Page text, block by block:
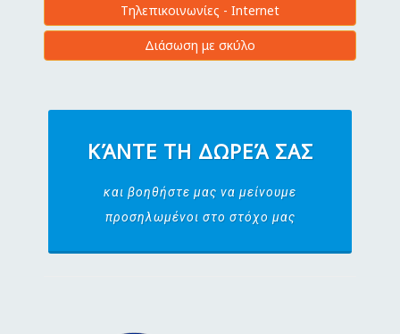
Τηλεπικοινωνίες - Internet
Διάσωση με σκύλο
ΚΆΝΤΕ ΤΗ ΔΩΡΕΆ ΣΑΣ
και βοηθήστε μας να μείνουμε
προσηλωμένοι στο στόχο μας